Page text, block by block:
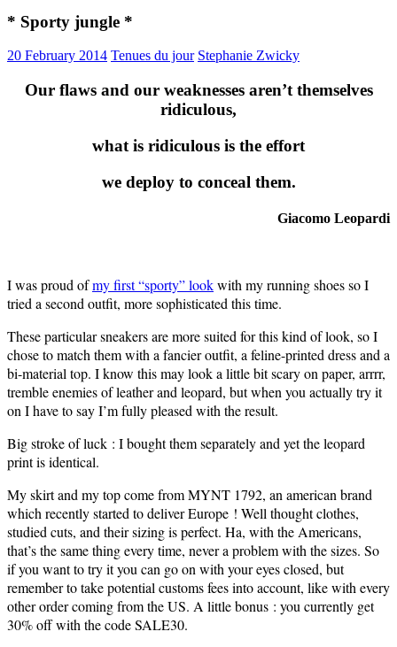
* Sporty jungle *
20 February 2014 Tenues du jour Stephanie Zwicky
Our flaws and our weaknesses aren’t themselves
ridiculous,
what is ridiculous is the effort
we deploy to conceal them.
Giacomo Leopardi
I was proud ofmy first“sporty” lookwith my running shoes so I
tried a second outfit, more sophisticated this time.
These particular sneakers are more suited for this kind of look, so I
chose to match them with a fancier outfit, a feline-printed dress and a
bi-material top. I know this may look a little bit scary on paper, arrrr,
tremble enemies of leather and leopard, but when you actually try it
on I have to say I’m fully pleased with the result.
Big stroke of luck : I bought them separately and yet the leopard
print is identical.
My skirt and my top come from MYNT 1792, an american brand
which recently started to deliver Europe ! Well thought clothes,
studied cuts, and their sizing is perfect. Ha, with the Americans,
that’s the same thing every time, never a problem with the sizes. So
if you want to try it you can go on with your eyes closed, but
remember to take potential customs fees into account, like with every
other order coming from the US. A little bonus : you currently get
30% off with the code SALE30.